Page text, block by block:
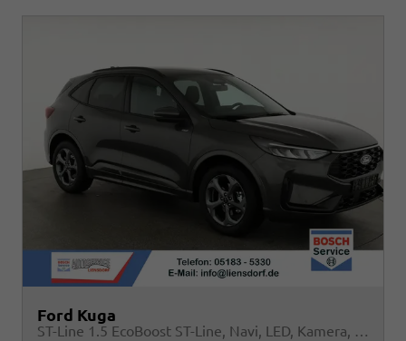
Ford Kuga
ST-Line 1.5 EcoBoost ST-Line, Navi, LED, Kamera, Winter, FS beheizbar